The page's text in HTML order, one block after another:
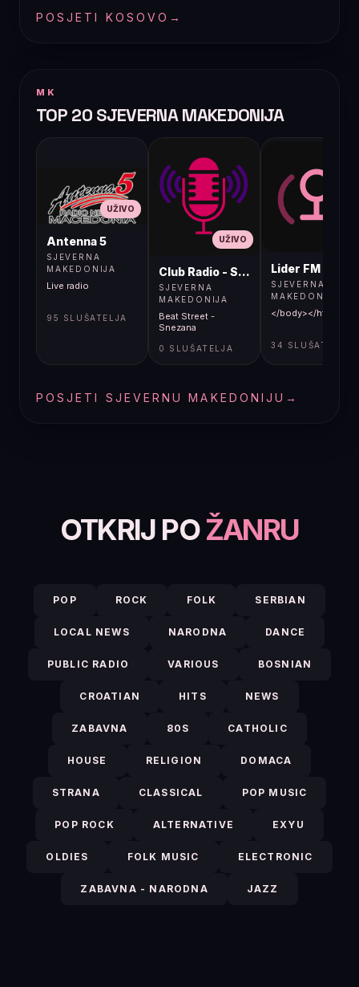
POSJETI KOSOVO →
MK
TOP 20 SJEVERNA MAKEDONIJA
UŽIVO
Antenna 5
SJEVERNA
MAKEDONIJA
Live radio
95 SLUŠATELJA
UŽIVO
Club Radio - Skopje, Mcedonia
SJEVERNA
MAKEDONIJA
Beat Street -
Snezana
0 SLUŠATELJA
Lider FM 107,4
SJEVERNA
MAKEDONIJA
</body></html>
34 SLUŠATELJA
POSJETI SJEVERNU MAKEDONIJU →
OTKRIJ POŽANRU
POP ROCK FOLK SERBIAN
LOCAL NEWS NARODNA DANCE
PUBLIC RADIO VARIOUS BOSNIAN
CROATIAN HITS NEWS
ZABAVNA 80S CATHOLIC
HOUSE RELIGION DOMACA
STRANA CLASSICAL POP MUSIC
POP ROCK ALTERNATIVE EXYU
OLDIES FOLK MUSIC ELECTRONIC
ZABAVNA - NARODNA JAZZ